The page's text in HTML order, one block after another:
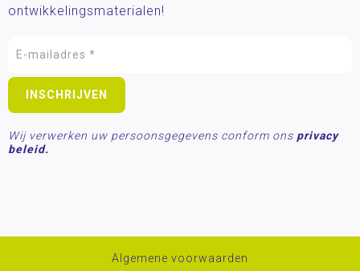
ontwikkelingsmaterialen!
Wij verwerken uw persoonsgegevens conform ons privacy
beleid.
Algemene voorwaarden